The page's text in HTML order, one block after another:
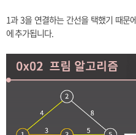
1과 3을 연결하는 간선을 택했기 때문
에 추가됩니다.